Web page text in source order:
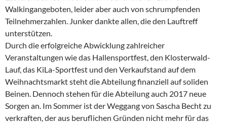
Walkingangeboten, leider aber auch von schrumpfenden
Teilnehmerzahlen. Junker dankte allen, die den Lauftreff
unterstützen.
Durch die erfolgreiche Abwicklung zahlreicher
Veranstaltungen wie das Hallensportfest, den Klosterwald-
Lauf, das KiLa-Sportfest und den Verkaufstand auf dem
Weihnachtsmarkt steht die Abteilung finanziell auf soliden
Beinen. Dennoch stehen für die Abteilung auch 2017 neue
Sorgen an. Im Sommer ist der Weggang von Sascha Becht zu
verkraften, der aus beruflichen Gründen nicht mehr für das